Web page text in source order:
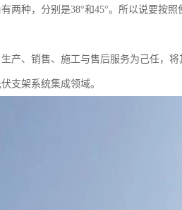
两种，分别是38°和45°。所以说要按
产、销售、施工与售后服务为己任，
支架系统集成领域。